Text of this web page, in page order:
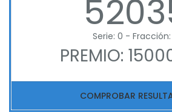
Serie: 0 -
PREMIO:
COMPROBAR